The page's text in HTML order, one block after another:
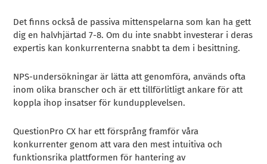
Det finns också de passiva mittenspelarna som kan ha gett
dig en halvhjärtad 7-8. Om du inte snabbt investerar i deras
expertis kan konkurrenterna snabbt ta dem i besittning.
NPS-undersökningar är lätta att genomföra, används ofta
inom olika branscher och är ett tillförlitligt ankare för att
koppla ihop insatser för kundupplevelsen.
QuestionPro CX har ett försprång framför våra
konkurrenter genom att vara den mest intuitiva och
funktionsrika plattformen för hantering av